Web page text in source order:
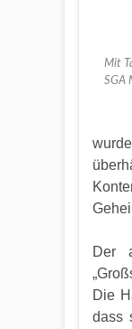
Mit
SGA
Der
Die
dass